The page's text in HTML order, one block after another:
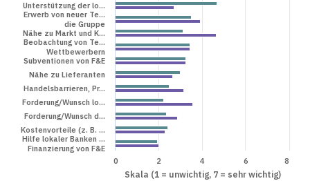
Skala (1 = unwichtig, 7 = sehr wichtig)
Unterstützung der lo…
Erwerb von neuer Te…
die Gruppe
Nähe zu Markt und K…
Beobachtung von Te…
Wettbewerbern
Subventionen von F&E
Nähe zu Lieferanten
Handelsbarrieren, Pr…
Forderung/Wunsch lo…
Forderung/Wunsch d…
Kostenvorteile (z. B. …
Hilfe lokaler Banken …
Finanzierung von F&E
2
4 6
0 8